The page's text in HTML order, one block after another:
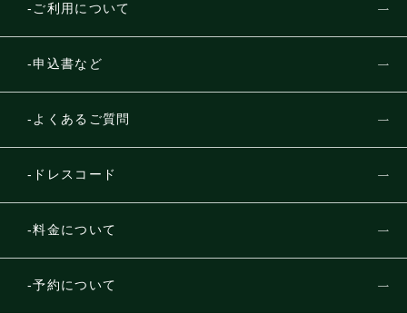
ご利用について
申込書など
よくあるご質問
ドレスコード
料金について
予約について